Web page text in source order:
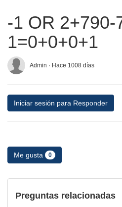
-1 OR 2+790-
1=0+0+0+1
Admin · Hace 1008 días
Iniciar sesión para Responder
Me gusta 0
Preguntas relacionadas